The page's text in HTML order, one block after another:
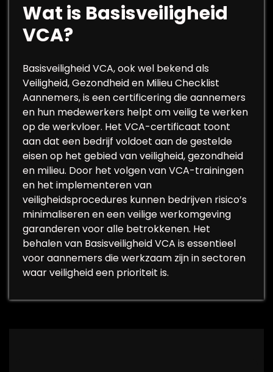
Wat is Basisveiligheid
VCA?
Basisveiligheid VCA, ook wel bekend als
Veiligheid, Gezondheid en Milieu Checklist
Aannemers, is een certificering die aannemers
en hun medewerkers helpt om veilig te werken
op de werkvloer. Het VCA-certificaat toont
aan dat een bedrijf voldoet aan de gestelde
eisen op het gebied van veiligheid, gezondheid
en milieu. Door het volgen van VCA-trainingen
en het implementeren van
veiligheidsprocedures kunnen bedrijven risico’s
minimaliseren en een veilige werkomgeving
garanderen voor alle betrokkenen. Het
behalen van Basisveiligheid VCA is essentieel
voor aannemers die werkzaam zijn in sectoren
waar veiligheid een prioriteit is.